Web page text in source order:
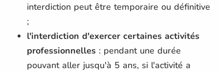
interdiction peut être temporaire ou définitive
;
l'interdiction d'exercer certaines activités
professionnelles : pendant une durée
pouvant aller jusqu'à 5 ans, si l'activité a